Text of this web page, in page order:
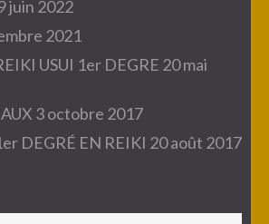
juin 2022
2021
USUI 1er DEGRE 20 mai
3 octobre 2017
DEGRÉ EN REIKI 20 août 2017